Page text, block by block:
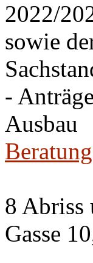
2022/
sowie
-
Ausbau
8 Abriss
Gasse